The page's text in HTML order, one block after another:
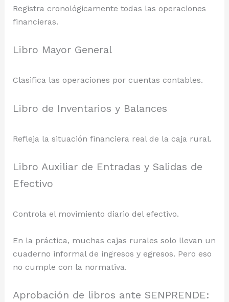
Registra cronológicamente todas las operaciones
financieras.
Libro Mayor General
Clasifica las operaciones por cuentas contables.
Libro de Inventarios y Balances
Refleja la situación financiera real de la caja rural.
Libro Auxiliar de Entradas y Salidas de
Efectivo
Controla el movimiento diario del efectivo.
En la práctica, muchas cajas rurales solo llevan un
cuaderno informal de ingresos y egresos. Pero eso
no cumple con la normativa.
Aprobación de libros ante SENPRENDE: